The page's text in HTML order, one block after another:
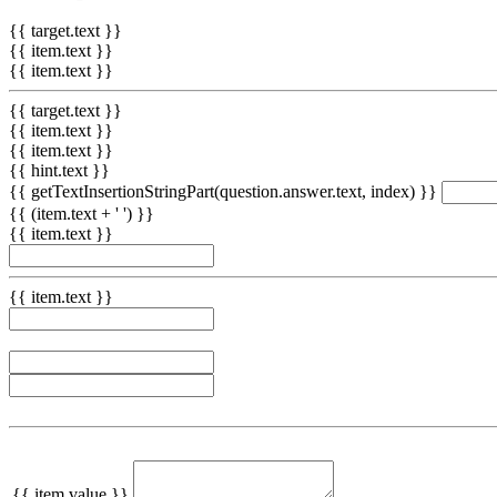
{{ target.text }}
{{ item.text }}
{{ item.text }}
{{ target.text }}
{{ item.text }}
{{ item.text }}
{{ hint.text }}
{{ getTextInsertionStringPart(question.answer.text, index) }}
{{ (item.text + ' ') }}
{{ item.text }}
{{ item.text }}